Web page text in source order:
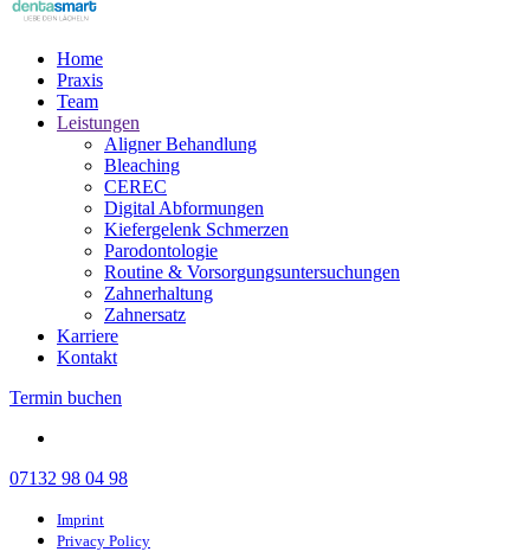
Home
Praxis
Team
Leistungen
Aligner Behandlung
Bleaching
CEREC
Digital Abformungen
Kiefergelenk Schmerzen
Parodontologie
Routine & Vorsorgungsuntersuchungen
Zahnerhaltung
Zahnersatz
Karriere
Kontakt
Termin buchen
07132 98 04 98
Imprint
Privacy Policy